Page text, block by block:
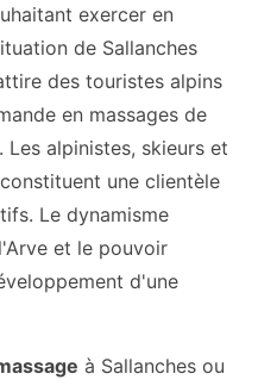
exercer en
de Sallanches
des touristes alpins
en massages de
alpinistes, skieurs et
une clientèle
Le dynamisme
et le pouvoir
d'une
à Sallanches ou